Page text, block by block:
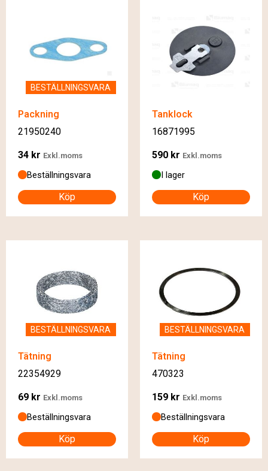
BESTÄLLNINGSVARA
Packning
21950240
34 kr Exkl.moms
Beställningsvara
Köp
Tanklock
16871995
590 kr Exkl.moms
I lager
Köp
BESTÄLLNINGSVARA
Tätning
22354929
69 kr Exkl.moms
Beställningsvara
Köp
BESTÄLLNINGSVARA
Tätning
470323
159 kr Exkl.moms
Beställningsvara
Köp